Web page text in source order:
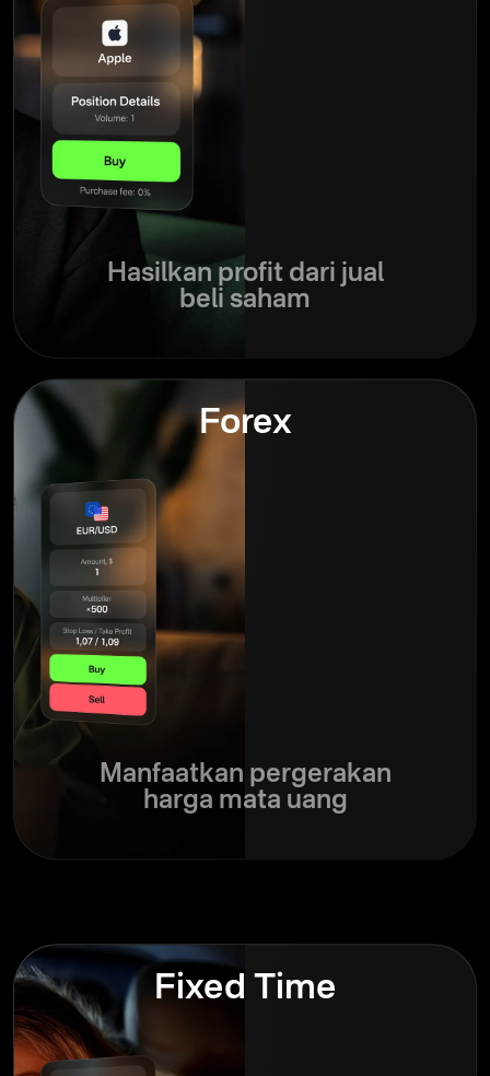
Hasilkan profit dari jual
beli saham
Forex
Manfaatkan pergerakan
harga mata uang
Fixed Time